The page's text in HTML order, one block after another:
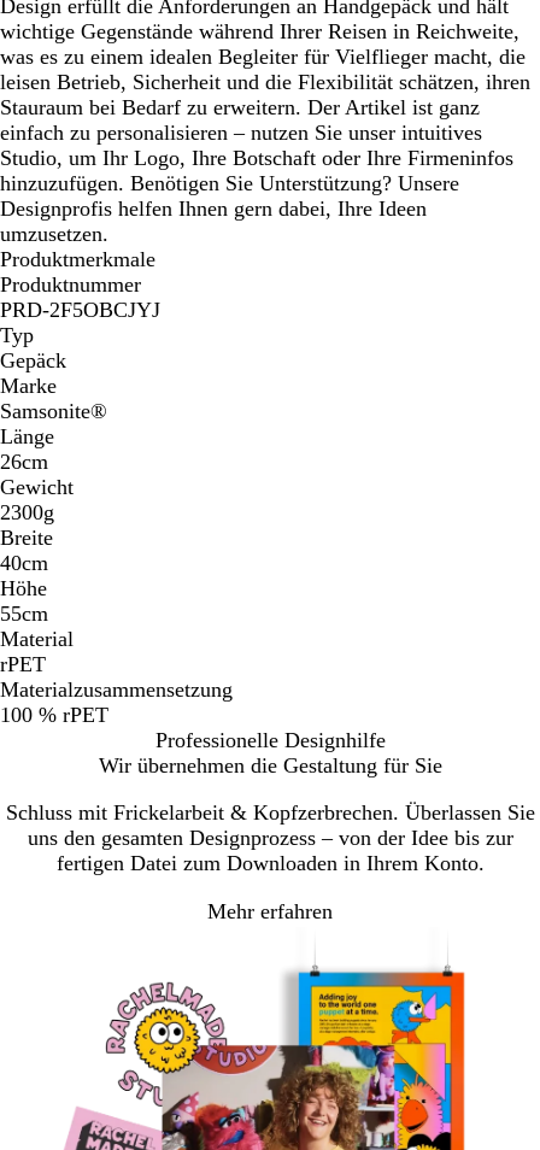
Design erfüllt die Anforderungen an Handgepäck und hält
wichtige Gegenstände während Ihrer Reisen in Reichweite,
was es zu einem idealen Begleiter für Vielflieger macht, die
leisen Betrieb, Sicherheit und die Flexibilität schätzen, ihren
Stauraum bei Bedarf zu erweitern. Der Artikel ist ganz
einfach zu personalisieren – nutzen Sie unser intuitives
Studio, um Ihr Logo, Ihre Botschaft oder Ihre Firmeninfos
hinzuzufügen. Benötigen Sie Unterstützung? Unsere
Designprofis helfen Ihnen gern dabei, Ihre Ideen
umzusetzen.
Produktmerkmale
Produktnummer
PRD-2F5OBCJYJ
Typ
Gepäck
Marke
Samsonite®
Länge
26cm
Gewicht
2300g
Breite
40cm
Höhe
55cm
Material
rPET
Materialzusammensetzung
100 % rPET
Professionelle Designhilfe
Wir übernehmen die Gestaltung für Sie
Schluss mit Frickelarbeit & Kopfzerbrechen. Überlassen Sie
uns den gesamten Designprozess – von der Idee bis zur
fertigen Datei zum Downloaden in Ihrem Konto.
Mehr erfahren